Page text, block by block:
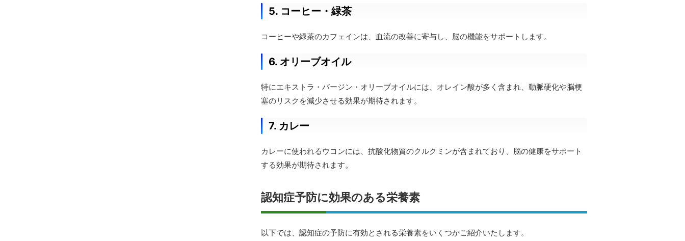
5. コーヒー・緑茶
コーヒーや緑茶のカフェインは、血流の改善に寄与し、脳の機能をサポートします。
6. オリーブオイル
特にエキストラ・バージン・オリーブオイルには、オレイン酸が多く含まれ、動脈硬化や脳梗
塞のリスクを減少させる効果が期待されます。
7. カレー
カレーに使われるウコンには、抗酸化物質のクルクミンが含まれており、脳の健康をサポート
する効果が期待されます。
認知症予防に効果のある栄養素
以下では、認知症の予防に有効とされる栄養素をいくつかご紹介いたします。